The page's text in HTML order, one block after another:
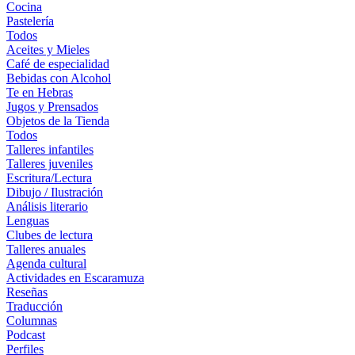
Cocina
Pastelería
Todos
Aceites y Mieles
Café de especialidad
Bebidas con Alcohol
Te en Hebras
Jugos y Prensados
Objetos de la Tienda
Todos
Talleres infantiles
Talleres juveniles
Escritura/Lectura
Dibujo / Ilustración
Análisis literario
Lenguas
Clubes de lectura
Talleres anuales
Agenda cultural
Actividades en Escaramuza
Reseñas
Traducción
Columnas
Podcast
Perfiles